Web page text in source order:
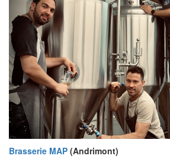
Brasserie MAP (Andrimont)